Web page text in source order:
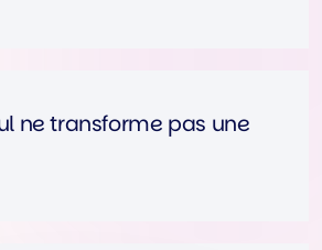
ne transforme pas une